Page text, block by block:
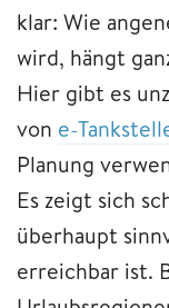
klar: Wie
wird, hängt
Hier gibt es
von e-
Planung
Es zeigt sich
überhaupt
erreichbar ist.